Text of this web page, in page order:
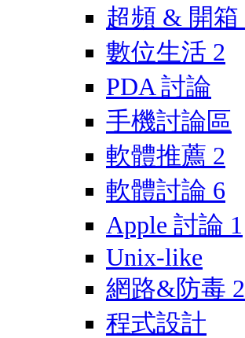
超頻 & 開箱
數位生活 2
PDA 討論
手機討論區
軟體推薦 2
軟體討論 6
Apple 討論 1
Unix-like
網路&防毒 2
程式設計